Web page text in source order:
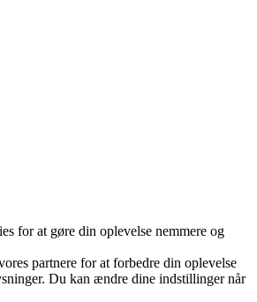
for at gøre din oplevelse nemmere og
partnere for at forbedre din oplevelse
Du kan ændre dine indstillinger når